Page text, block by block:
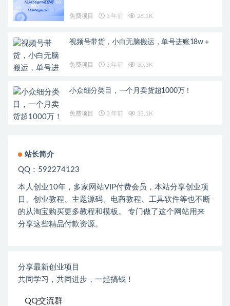
免费项目 3 年前 28.1K
视频号带货，小白无脑搬运，单号进账18w＋
免费项目 3 年前 30.3K
小众细分类目，一个月卖货超1000万！
免费项目 3 年前 33.1K
站长简介
QQ：592274123
本人创业10年，多家网站VIP付费会员，本站分享创业项
目、创业教程、主题源码、电商教程、工具软件等也不断
的从淘宝购买更多教程和模板。 专门做了这个网站用来
分享这些精品付款资源。
分享最新创业项目
共同学习，共同进步，一起搞钱！
QQ交流群